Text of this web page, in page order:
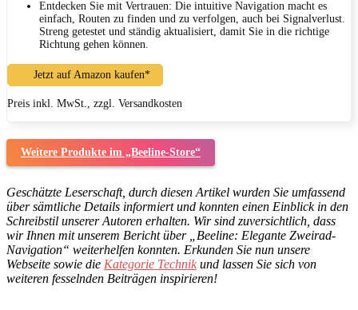
Entdecken Sie mit Vertrauen: Die intuitive Navigation macht es
einfach, Routen zu finden und zu verfolgen, auch bei Signalverlust.
Streng getestet und ständig aktualisiert, damit Sie in die richtige
Richtung gehen können.
Jetzt auf Amazon kaufen*
Preis inkl. MwSt., zzgl. Versandkosten
Weitere Produkte im „Beeline-Store“
Geschätzte Leserschaft, durch diesen Artikel wurden Sie umfassend
über sämtliche Details informiert und konnten einen Einblick in den
Schreibstil unserer Autoren erhalten. Wir sind zuversichtlich, dass
wir Ihnen mit unserem Bericht über „Beeline: Elegante Zweirad-
Navigation“ weiterhelfen konnten. Erkunden Sie nun unsere
Webseite sowie die Kategorie Technik und lassen Sie sich von
weiteren fesselnden Beiträgen inspirieren!